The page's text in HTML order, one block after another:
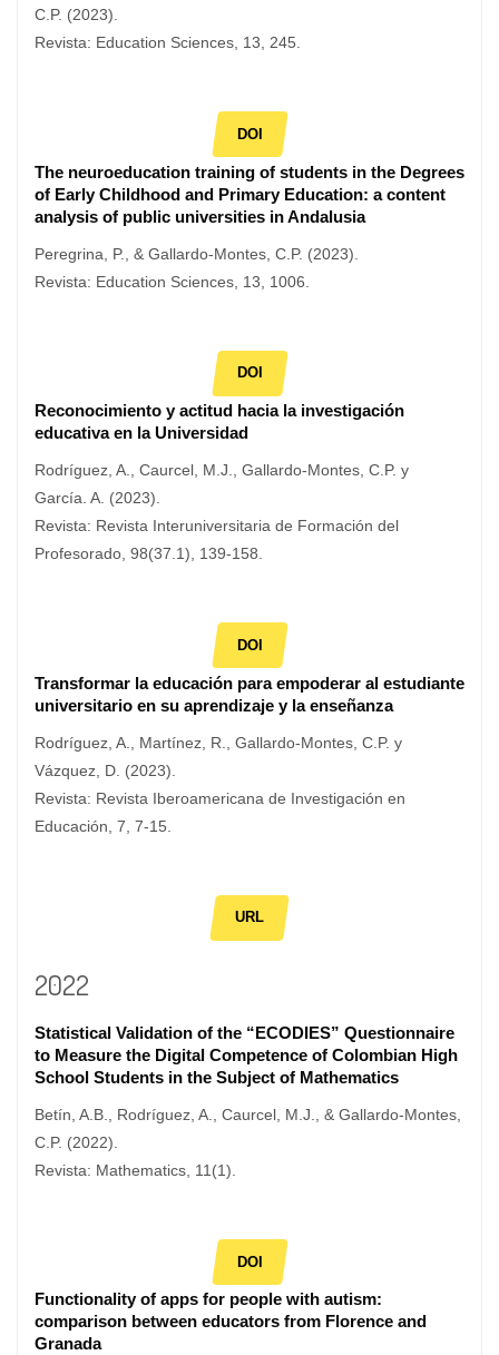
C.P. (2023).
Revista: Education Sciences, 13, 245.
DOI
The neuroeducation training of students in the Degrees
of Early Childhood and Primary Education: a content
analysis of public universities in Andalusia
Peregrina, P., & Gallardo-Montes, C.P. (2023).
Revista: Education Sciences, 13, 1006.
DOI
Reconocimiento y actitud hacia la investigación
educativa en la Universidad
Rodríguez, A., Caurcel, M.J., Gallardo-Montes, C.P. y
García. A. (2023).
Revista: Revista Interuniversitaria de Formación del
Profesorado, 98(37.1), 139-158.
DOI
Transformar la educación para empoderar al estudiante
universitario en su aprendizaje y la enseñanza
Rodríguez, A., Martínez, R., Gallardo-Montes, C.P. y
Vázquez, D. (2023).
Revista: Revista Iberoamericana de Investigación en
Educación, 7, 7-15.
URL
2022
Statistical Validation of the “ECODIES” Questionnaire
to Measure the Digital Competence of Colombian High
School Students in the Subject of Mathematics
Betín, A.B., Rodríguez, A., Caurcel, M.J., & Gallardo-Montes,
C.P. (2022).
Revista: Mathematics, 11(1).
DOI
Functionality of apps for people with autism:
comparison between educators from Florence and
Granada